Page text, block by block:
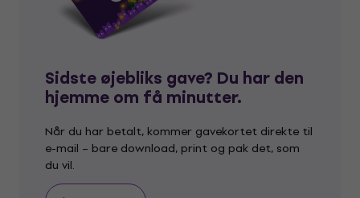
Sidste øjebliks gave? Du har den
hjemme om få minutter.
Når du har betalt, kommer gavekortet direkte til
e-mail – bare download, print og pak det, som
du vil.